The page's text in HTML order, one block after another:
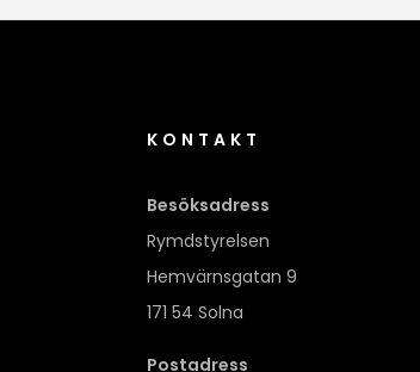
KONTAKT
Besöksadress
Rymdstyrelsen
Hemvärnsgatan 9
171 54 Solna
Postadress